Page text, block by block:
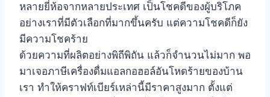
หลายยี่ห้อจากหลายประเทศ เป็นโชคดีของผู้บริโภค
อย่างเราที่มีตัวเลือกที่มากขึ้นครับ แต่ความโชคดีก็ยัง
มีความโชคร้าย
ด้วยความที่ผลิตอย่างพิถีพิถัน แล้วก็จำนวนไม่มาก พอ
มาเจอภาษีเครื่องดื่มแอลกอฮอล์อันโหดร้ายของบ้าน
เรา ทำให้คราฟท์เบียร์เหล่านี้มีราคาสูงมาก ตั้งแต่